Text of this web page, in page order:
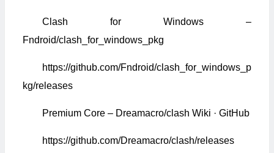
Clash for Windows –
Fndroid/clash_for_windows_pkg
https://github.com/Fndroid/clash_for_windows_p
kg/releases
Premium Core – Dreamacro/clash Wiki · GitHub
https://github.com/Dreamacro/clash/releases